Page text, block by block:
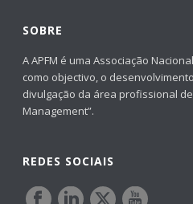
SOBRE
A APFM é uma Associação
como objectivo, o
divulgação da área profissional
Management”.
REDES SOCIAIS